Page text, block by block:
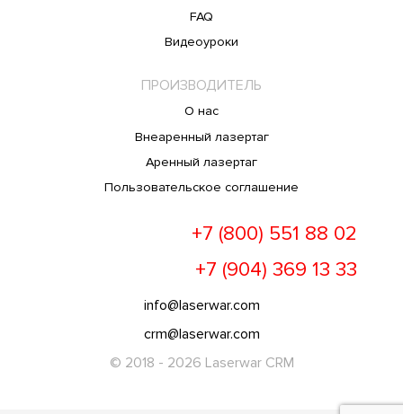
FAQ
Видеоуроки
ПРОИЗВОДИТЕЛЬ
О нас
Внеаренный лазертаг
Аренный лазертаг
Пользовательское соглашение
+7 (800) 551 88 02
+7 (904) 369 13 33
info@laserwar.com
crm@laserwar.com
© 2018 - 2026 Laserwar CRM